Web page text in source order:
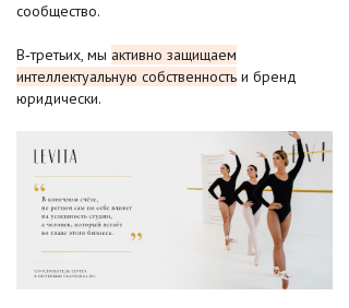
сообщество.
В‑третьих, мы активно защищаем
интеллектуальную собственность и бренд
юридически.